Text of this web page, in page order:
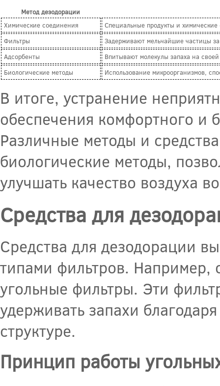
Метод дезодорации
Химические соединения
Специальные продукты и
Фильтры
Задерживают мельчайшие частицы
Адсорбенты
Впитывают молекулы запаха на
Биологические методы
Использование микроорганизмов,
В итоге, устранение
обеспечения комфортного и
Различные методы и
биологические методы,
улучшать качество воздуха
Средства для
Средства для дезодорации
типами фильтров. Например,
угольные фильтры. Эти
удерживать запахи
структуре.
Принцип работы